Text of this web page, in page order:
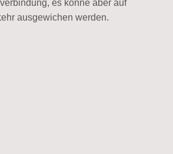
es könne aber auf
ausgewichen werden.